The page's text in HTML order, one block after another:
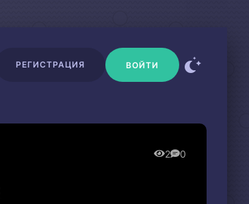
РЕГИСТРАЦИЯ ВОЙТИ
2 0